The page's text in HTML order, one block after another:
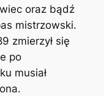
oraz bądź
mistrzowski.
zmierzył się
po
musiał